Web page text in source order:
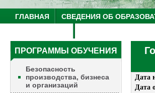
ГЛАВНАЯ
СВЕДЕНИЯ ОБ
ПРОГРАММЫ ОБУЧЕНИЯ
Безопасность
производства, бизнеса
и организаций
Дата
Дата